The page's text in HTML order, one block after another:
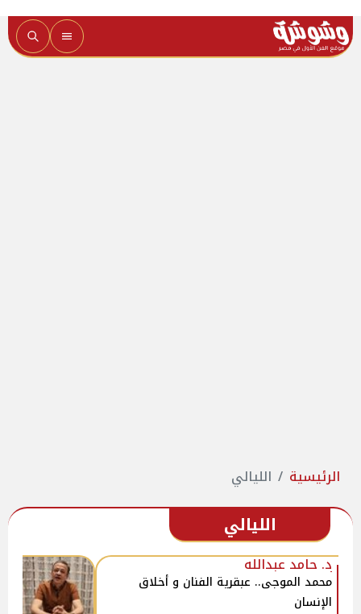
الرئيسية الليالي
الليالي
د. حامد عبدالله
محمد الموجى.. عبقرية الفنان و أخلاق
الإنسان